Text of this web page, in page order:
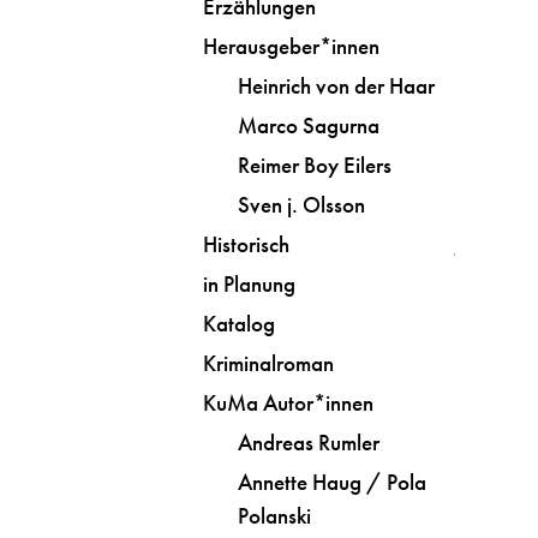
Erzählungen
Herausgeber*innen
Heinrich von der Haar
Marco Sagurna
Reimer Boy Eilers
Sven j. Olsson
Historisch
in Planung
Katalog
Kriminalroman
KuMa Autor*innen
Andreas Rumler
Annette Haug / Pola
Polanski